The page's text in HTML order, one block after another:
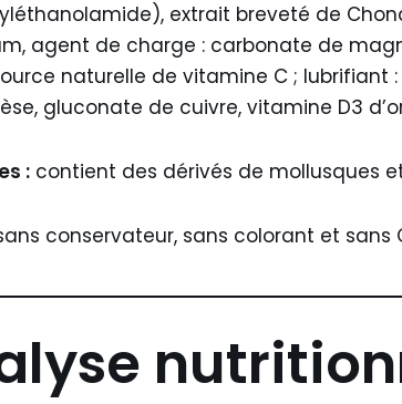
extrait breveté de
agent de charge : carbonate de
naturelle de vitamine C ; lubrifiant
gluconate de cuivre, vitamine D3
: contient des dérivés de mollusques
conservateur, sans colorant et sans